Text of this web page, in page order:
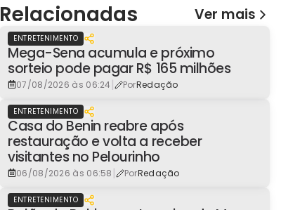
Relacionadas Ver mais
ENTRETENIMENTO
Mega-Sena acumula e próximo
sorteio pode pagar R$ 165 milhões
07/08/2026 às 06:24 | PorRedação
ENTRETENIMENTO
Casa do Benin reabre após
restauração e volta a receber
visitantes no Pelourinho
06/08/2026 às 06:58 | PorRedação
ENTRETENIMENTO